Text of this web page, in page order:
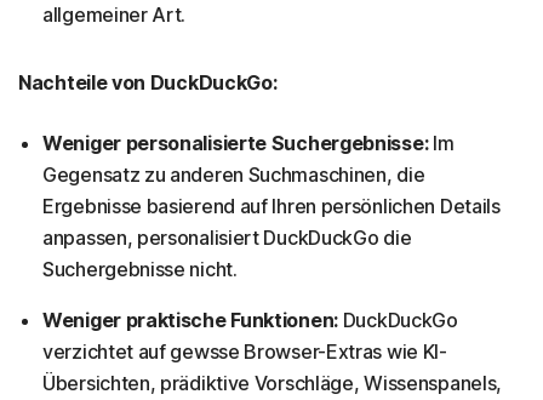
allgemeiner Art.
Nachteile von DuckDuckGo:
Weniger personalisierte Suchergebnisse: Im
Gegensatz zu anderen Suchmaschinen, die
Ergebnisse basierend auf Ihren persönlichen Details
anpassen, personalisiert DuckDuckGo die
Suchergebnisse nicht.
Weniger praktische Funktionen: DuckDuckGo
verzichtet auf gewsse Browser-Extras wie KI-
Übersichten, prädiktive Vorschläge, Wissenspanels,